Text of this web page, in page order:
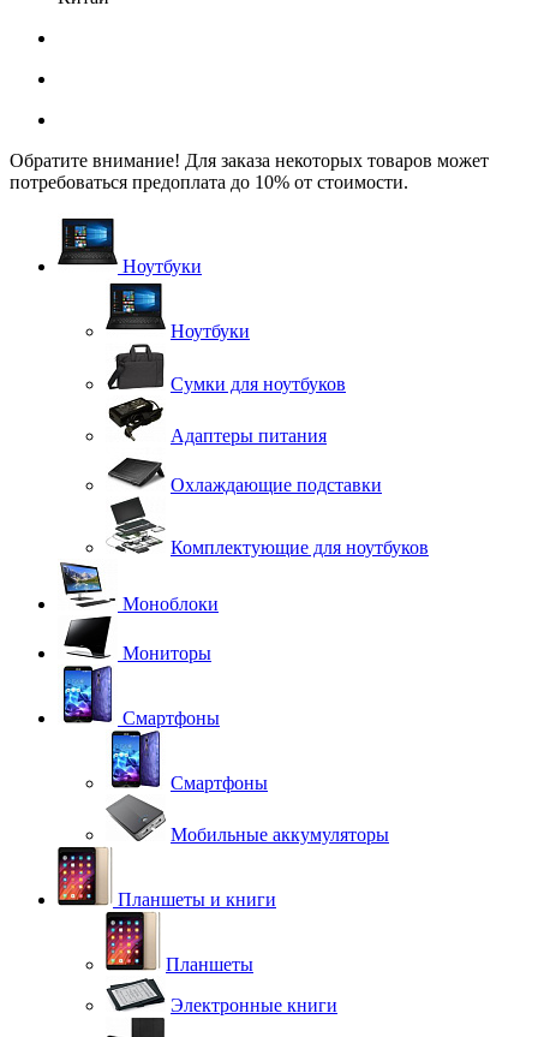
Обратите внимание! Для заказа некоторых товаров может
потребоваться предоплата до 10% от стоимости.
Ноутбуки
Ноутбуки
Сумки для ноутбуков
Адаптеры питания
Охлаждающие подставки
Комплектующие для ноутбуков
Моноблоки
Мониторы
Смартфоны
Смартфоны
Мобильные аккумуляторы
Планшеты и книги
Планшеты
Электронные книги